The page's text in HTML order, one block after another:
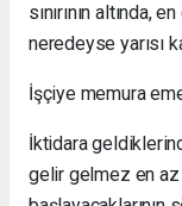
sınırının altında,
neredeyse yarısı
İşçiye memura
İktidara
gelir gelmez en